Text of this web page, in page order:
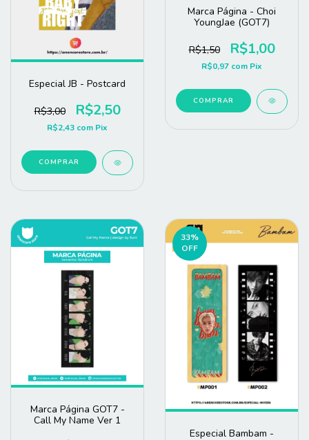
Especial JB - Postcard
R$3,00 R$2,50
R$2,43 com Pix
COMPRAR
Marca Página - Choi
YoungJae (GOT7)
R$1,50 R$1,00
R$0,97 com Pix
COMPRAR
Marca Página GOT7 -
Call My Name Ver 1
33%
OFF
Especial Bambam -